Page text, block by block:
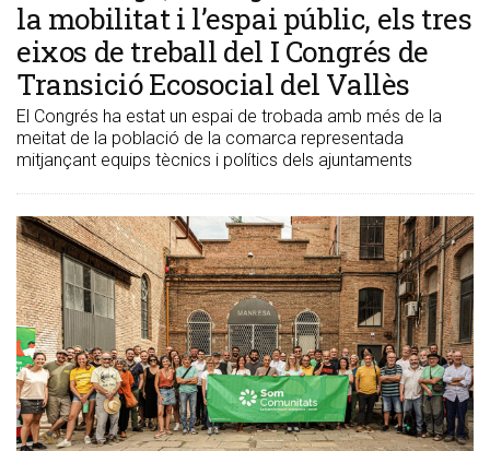
la mobilitat i l’espai públic, els tres
eixos de treball del I Congrés de
Transició Ecosocial del Vallès
El Congrés ha estat un espai de trobada amb més de la
meitat de la població de la comarca representada
mitjançant equips tècnics i polítics dels ajuntaments